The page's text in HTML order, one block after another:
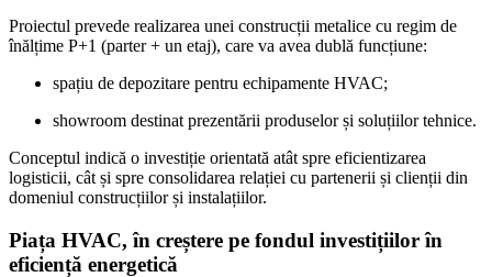
Proiectul prevede realizarea unei construcții metalice cu regim de
înălțime P+1 (parter + un etaj), care va avea dublă funcțiune:
spațiu de depozitare pentru echipamente HVAC;
showroom destinat prezentării produselor și soluțiilor tehnice.
Conceptul indică o investiție orientată atât spre eficientizarea
logisticii, cât și spre consolidarea relației cu partenerii și clienții din
domeniul construcțiilor și instalațiilor.
Piața HVAC, în creștere pe fondul investițiilor în
eficiență energetică